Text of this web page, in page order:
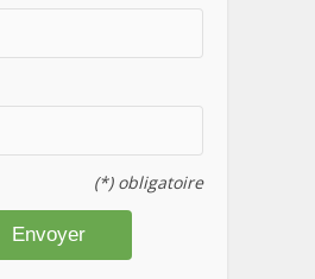
(*) obligatoire